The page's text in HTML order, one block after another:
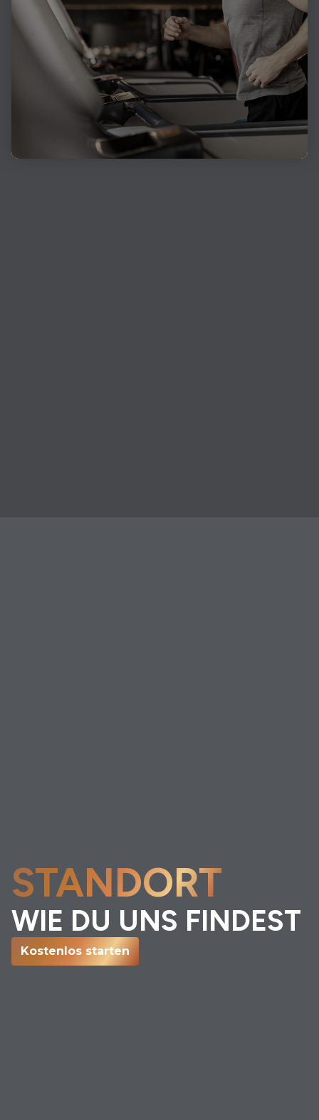
STANDORT
WIE DU UNS FINDEST
Kostenlos starten